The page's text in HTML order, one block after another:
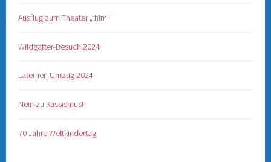
Ausflug zum Theater „thim“
Wildgatter-Besuch 2024
Laternen Umzug 2024
Nein zu Rassismus!
70 Jahre Weltkindertag